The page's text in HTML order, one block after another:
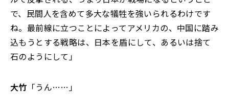
で、民間人を含めて多大な犠牲を強いられるわけです
ね。最前線に立つことによってアメリカの、中国に踏み
込もうとする戦略は、日本を盾にして、あるいは捨て
石のようにして」
大竹 「うん……」